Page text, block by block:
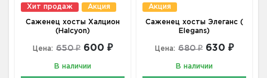
Хит продаж Акция
Саженец хосты Халцион
(Halcyon)
Цена: 650 ₽ 600 ₽
В наличии
Акция
Саженец хосты Элеганс (
Elegans)
Цена: 680 ₽ 630 ₽
В наличии